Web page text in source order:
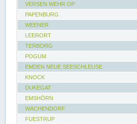
VERSEN WEHR OP
PAPENBURG
WEENER
LEERORT
TERBORG
POGUM
EMDEN NEUE SEESCHLEUSE
KNOCK
DUKEGAT
EMSHÖRN
WACHENDORF
FUESTRUP